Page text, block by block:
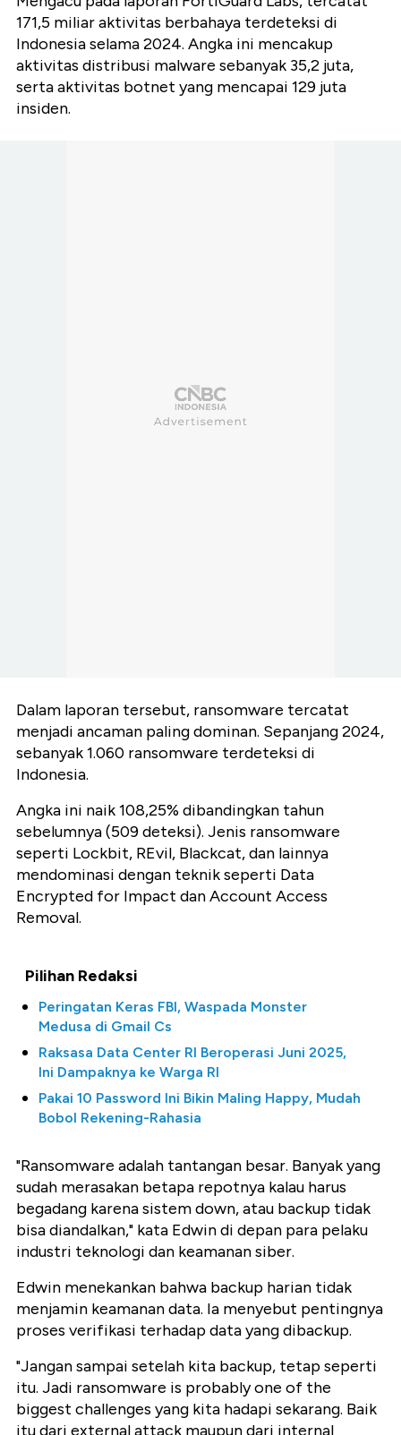
171,5 miliar aktivitas berbahaya terdeteksi di
Indonesia selama 2024. Angka ini mencakup
aktivitas distribusi malware sebanyak 35,2 juta,
serta aktivitas botnet yang mencapai 129 juta
insiden.
Dalam laporan tersebut, ransomware tercatat
menjadi ancaman paling dominan. Sepanjang 2024,
sebanyak 1.060 ransomware terdeteksi di
Indonesia.
Angka ini naik 108,25% dibandingkan tahun
sebelumnya (509 deteksi). Jenis ransomware
seperti Lockbit, REvil, Blackcat, dan lainnya
mendominasi dengan teknik seperti Data
Encrypted for Impact dan Account Access
Removal.
Pilihan Redaksi
Peringatan Keras FBI, Waspada Monster
Medusa di Gmail Cs
Raksasa Data Center RI Beroperasi Juni 2025,
Ini Dampaknya ke Warga RI
Pakai 10 Password Ini Bikin Maling Happy, Mudah
Bobol Rekening-Rahasia
"Ransomware adalah tantangan besar. Banyak yang
sudah merasakan betapa repotnya kalau harus
begadang karena sistem down, atau backup tidak
bisa diandalkan," kata Edwin di depan para pelaku
industri teknologi dan keamanan siber.
Edwin menekankan bahwa backup harian tidak
menjamin keamanan data. Ia menyebut pentingnya
proses verifikasi terhadap data yang dibackup.
"Jangan sampai setelah kita backup, tetap seperti
itu. Jadi ransomware is probably one of the
biggest challenges yang kita hadapi sekarang. Baik
itu dari external attack maupun dari internal